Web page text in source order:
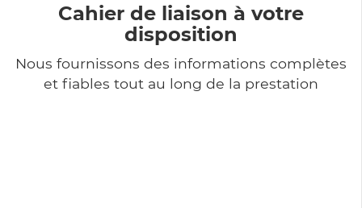
Cahier de liaison à votre
disposition
Nous fournissons des informations complètes
et fiables tout au long de la prestation